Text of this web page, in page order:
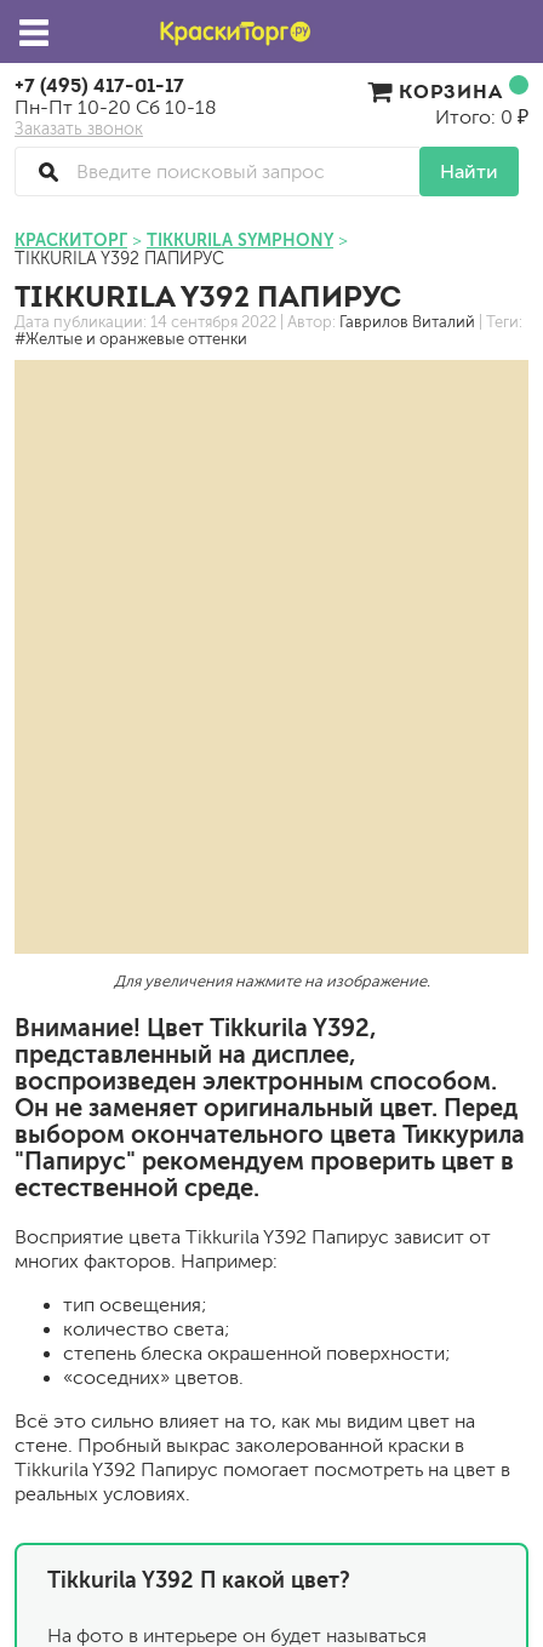
+7 (495) 417-01-17
Пн-Пт 10-20 Сб 10-18
Заказать звонок
Найти
КОРЗИНА
Итого: 0 ₽
КРАСКИТОРГ TIKKURILA SYMPHONY
TIKKURILA Y392 ПАПИРУС
TIKKURILA Y392 ПАПИРУС
Дата публикации: 14 сентября 2022 | Автор: Гаврилов Виталий | Теги:
#Желтые и оранжевые оттенки
Для увеличения нажмите на изображение.
Внимание! Цвет Tikkurila Y392,
представленный на дисплее,
воспроизведен электронным способом.
Он не заменяет оригинальный цвет. Перед
выбором окончательного цвета Тиккурила
"Папирус" рекомендуем проверить цвет в
естественной среде.
Восприятие цвета Tikkurila Y392 Папирус зависит от
многих факторов. Например:
тип освещения;
количество света;
степень блеска окрашенной поверхности;
«соседних» цветов.
Всё это сильно влияет на то, как мы видим цвет на
стене. Пробный выкрас заколерованной краски в
Tikkurila Y392 Папирус помогает посмотреть на цвет в
реальных условиях.
Tikkurila Y392 П какой цвет?
На фото в интерьере он будет называться